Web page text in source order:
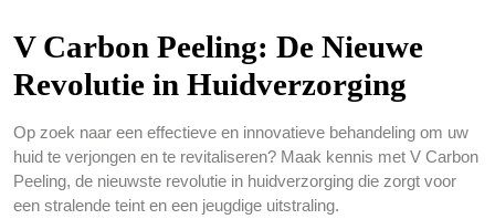
V Carbon Peeling: De Nieuwe
Revolutie in Huidverzorging
Op zoek naar een effectieve en innovatieve behandeling om uw
huid te verjongen en te revitaliseren? Maak kennis met V Carbon
Peeling, de nieuwste revolutie in huidverzorging die zorgt voor
een stralende teint en een jeugdige uitstraling.